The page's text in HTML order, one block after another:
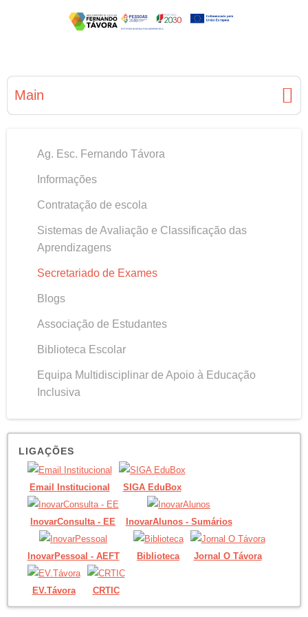
Main
Ag. Esc. Fernando Távora
Informações
Contratação de escola
Sistemas de Avaliação e Classificação das
Aprendizagens
Secretariado de Exames
Blogs
Associação de Estudantes
Biblioteca Escolar
Equipa Multidisciplinar de Apoio à Educação
Inclusiva
LIGAÇÕES
Email Institucional SIGA EduBox
InovarConsulta - EE InovarAlunos - Sumários
InovarPessoal - AEFT Biblioteca Jornal O Távora
EV.Távora CRTIC